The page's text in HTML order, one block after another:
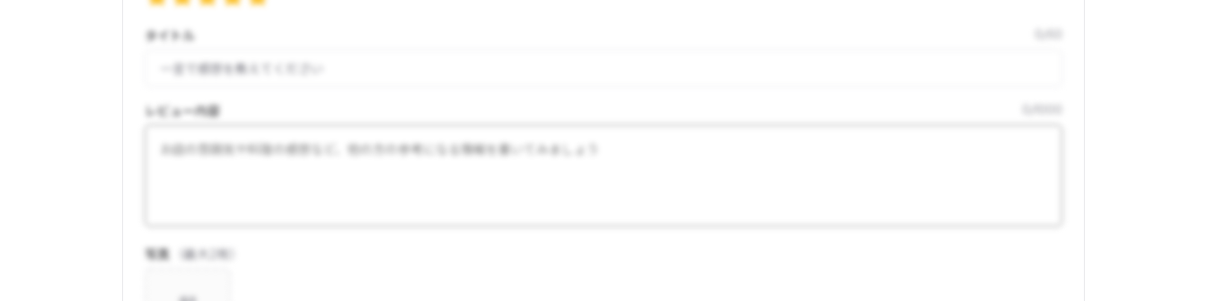
タイトル
レビュー内容
写真 （最大 枚）